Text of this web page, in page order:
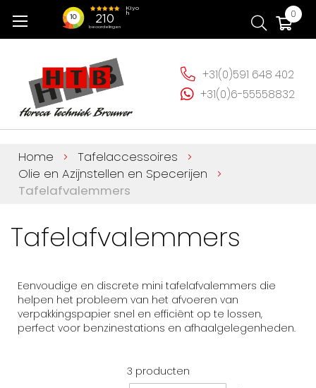
naar
0
+31(0)591 648 402
+31(0)6-55558832
Home
Tafelaccessoires
Olie en Azijnstellen en Specerijen
Tafelafvalemmers
Tafelafvalemmers
Eenvoudige en discrete mini tafelafvalemmers die
helpen het probleem van het afvoeren van
verpakkingspapier snel en efficiënt op te lossen,
perfect voor benzinestations en afhaalgelegenheden.
3 producten